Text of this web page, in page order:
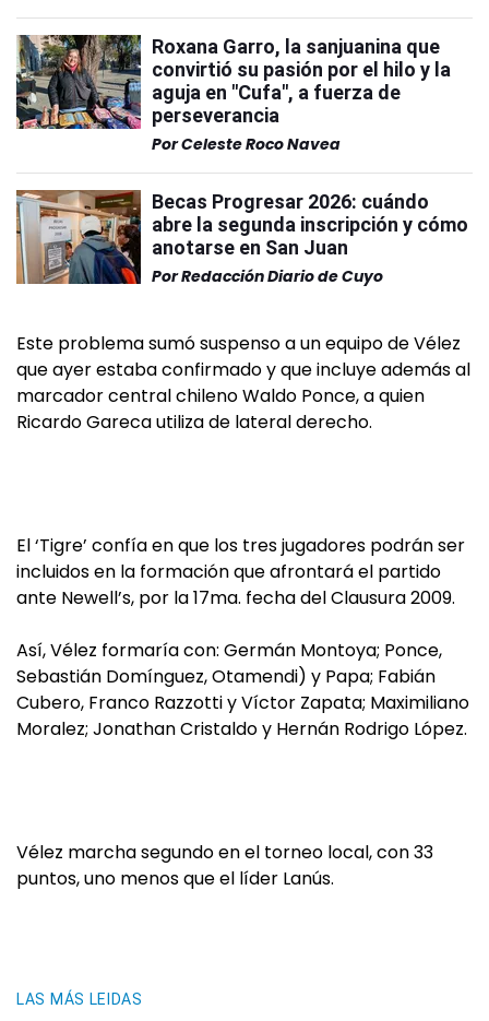
Roxana Garro, la sanjuanina que
convirtió su pasión por el hilo y la
aguja en "Cufa", a fuerza de
perseverancia
PorCeleste Roco Navea
Becas Progresar 2026: cuándo
abre la segunda inscripción y cómo
anotarse en San Juan
PorRedacción Diario de Cuyo
Este problema sumó suspenso a un equipo de Vélez
que ayer estaba confirmado y que incluye además al
marcador central chileno Waldo Ponce, a quien
Ricardo Gareca utiliza de lateral derecho.
El ‘Tigre’ confía en que los tres jugadores podrán ser
incluidos en la formación que afrontará el partido
ante Newell’s, por la 17ma. fecha del Clausura 2009.
Así, Vélez formaría con: Germán Montoya; Ponce,
Sebastián Domínguez, Otamendi) y Papa; Fabián
Cubero, Franco Razzotti y Víctor Zapata; Maximiliano
Moralez; Jonathan Cristaldo y Hernán Rodrigo López.
Vélez marcha segundo en el torneo local, con 33
puntos, uno menos que el líder Lanús.
LAS MÁS LEIDAS